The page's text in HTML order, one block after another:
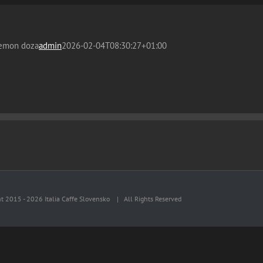
dozaadmin2026-02-04T08:30:27+01:00
2015 -2026 Italia Caffe Slovensko | All Rights Reserved